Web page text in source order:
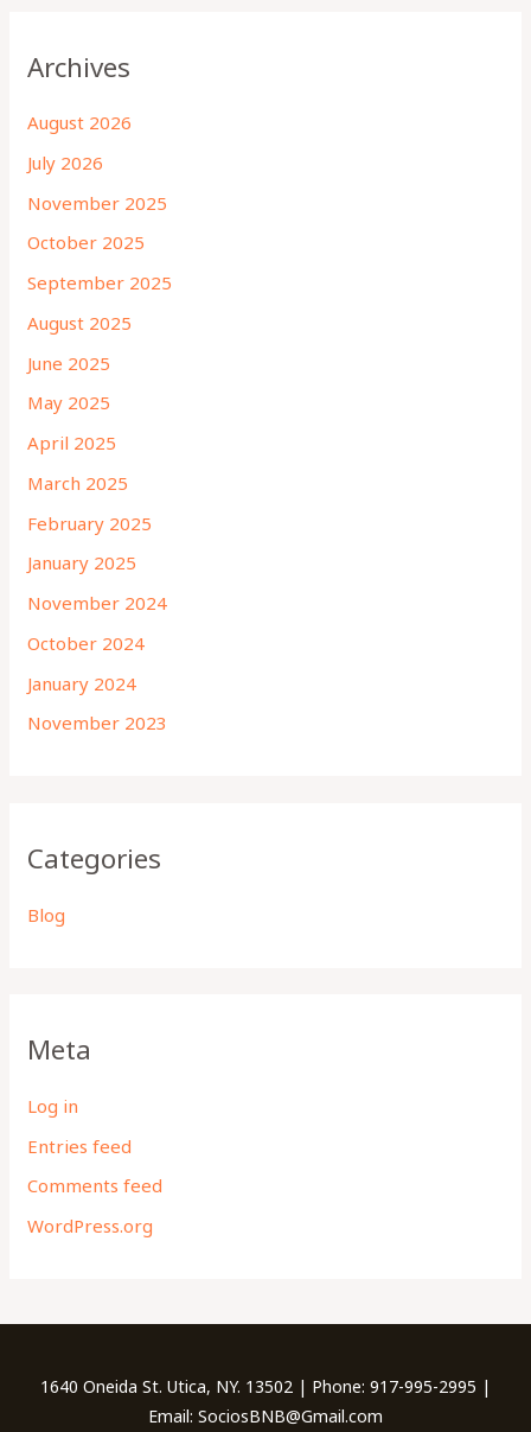
Archives
August 2026
July 2026
November 2025
October 2025
September 2025
August 2025
June 2025
May 2025
April 2025
March 2025
February 2025
January 2025
November 2024
October 2024
January 2024
November 2023
Categories
Blog
Meta
Log in
Entries feed
Comments feed
WordPress.org
1640 Oneida St. Utica, NY. 13502 | Phone: 917-995-2995 |
Email: SociosBNB@Gmail.com